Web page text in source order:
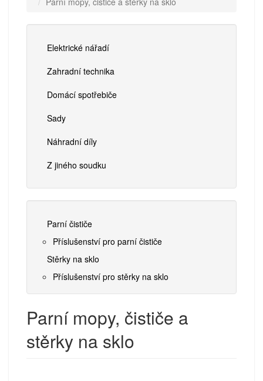
Elektrické nářadí
Zahradní technika
Domácí spotřebiče
Sady
Náhradní díly
Z jiného soudku
Parní čističe
Příslušenství pro parní čističe
Stěrky na sklo
Příslušenství pro stěrky na sklo
Parní mopy, čističe a
stěrky na sklo